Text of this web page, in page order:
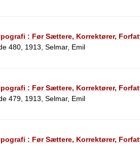
: Før Sættere, Korrektører,
480, 1913, Selmar, Emil
: Før Sættere, Korrektører,
479, 1913, Selmar, Emil
: Før Sættere, Korrektører,